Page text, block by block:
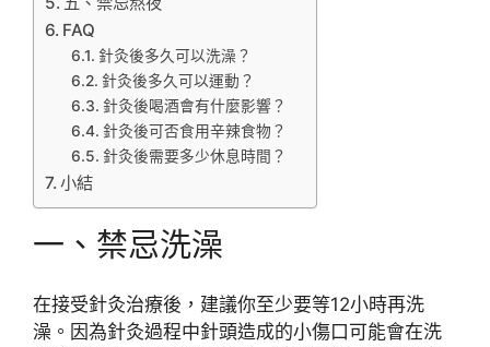
FAQ
針灸後多久可以洗澡？
針灸後多久可以運動？
針灸後喝酒會有什麼影響？
針灸後可否食用辛辣食物？
針灸後需要多少休息時間？
小結
一、禁忌洗澡
在接受針灸治療後，建議你至少要等12小時再洗
澡。因為針灸過程中針頭造成的小傷口可能會在洗